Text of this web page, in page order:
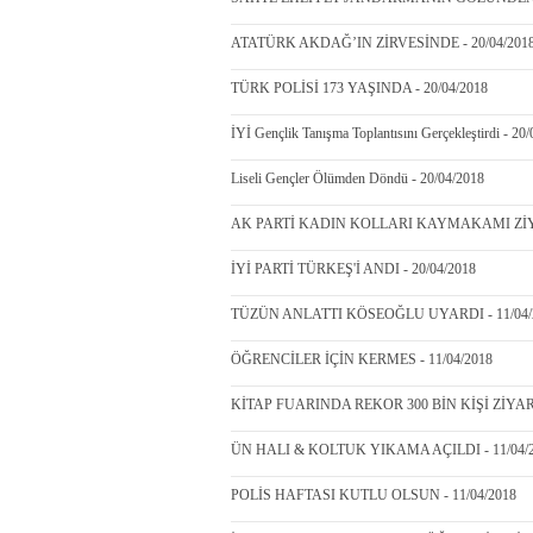
ATATÜRK AKDAĞ’IN ZİRVESİNDE - 20/04/
TÜRK POLİSİ 173 YAŞINDA - 20/04/2018
İYİ Gençlik Tanışma Toplantısını Gerçekleştirdi -
Liseli Gençler Ölümden Döndü - 20/04/2018
AK PARTİ KADIN KOLLARI KAYMAKAMI
İYİ PARTİ TÜRKEŞ'İ ANDI - 20/04/2018
TÜZÜN ANLATTI KÖSEOĞLU UYARDI - 11/04/
ÖĞRENCİLER İÇİN KERMES - 11/04/2018
KİTAP FUARINDA REKOR 300 BİN KİŞİ
ÜN HALI & KOLTUK YIKAMA AÇILDI - 11/04/
POLİS HAFTASI KUTLU OLSUN - 11/04/2018